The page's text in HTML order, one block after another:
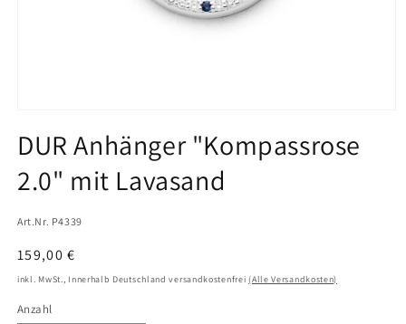
in
Modal
öffnen
DUR Anhänger "Kompassrose
2.0" mit Lavasand
Art.Nr. P4339
Normaler
Preis
159,00 €
inkl. MwSt., Innerhalb Deutschland versandkostenfrei(Alle Versandkosten)
Anzahl